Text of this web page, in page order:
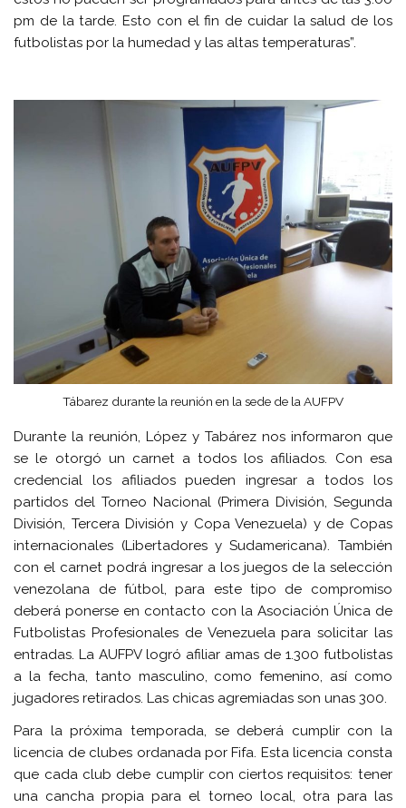
pm de la tarde. Esto con el fin de cuidar la salud de los
futbolistas por la humedad y las altas temperaturas”.
Tábarez durante la reunión en la sede de la AUFPV
Durante la reunión, López y Tabárez nos informaron que
se le otorgó un carnet a todos los afiliados. Con esa
credencial los afiliados pueden ingresar a todos los
partidos del Torneo Nacional (Primera División, Segunda
División, Tercera División y Copa Venezuela) y de Copas
internacionales (Libertadores y Sudamericana). También
con el carnet podrá ingresar a los juegos de la selección
venezolana de fútbol, para este tipo de compromiso
deberá ponerse en contacto con la Asociación Única de
Futbolistas Profesionales de Venezuela para solicitar las
entradas. La AUFPV logró afiliar amas de 1.300 futbolistas
a la fecha, tanto masculino, como femenino, así como
jugadores retirados. Las chicas agremiadas son unas 300.
Para la próxima temporada, se deberá cumplir con la
licencia de clubes ordanada por Fifa. Esta licencia consta
que cada club debe cumplir con ciertos requisitos: tener
una cancha propia para el torneo local, otra para las